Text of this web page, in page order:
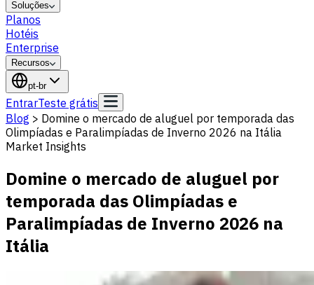
Soluções
Planos
Hotéis
Enterprise
Recursos
pt-br
EntrarTeste grátis
Blog > Domine o mercado de aluguel por temporada das
Olimpíadas e Paralimpíadas de Inverno 2026 na Itália
Market Insights
Domine o mercado de aluguel por
temporada das Olimpíadas e
Paralimpíadas de Inverno 2026 na
Itália